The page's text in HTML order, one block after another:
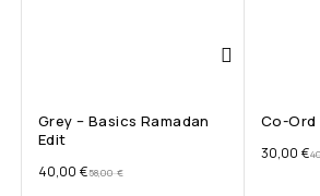
Grey – Basics Ramadan
Edit
58,00€
40,00 €
Co-Ord
30,00 €